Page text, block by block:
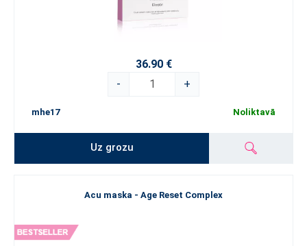
36.90 €
-
+
mhe17 Noliktavā
Uz grozu
Acu maska - Age Reset Complex